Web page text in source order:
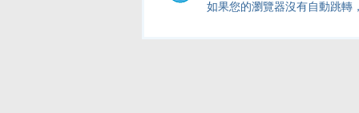
如果您的瀏覽器沒有自動跳轉